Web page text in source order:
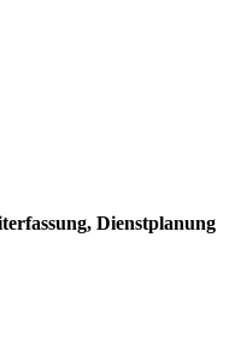
Dienstplanung